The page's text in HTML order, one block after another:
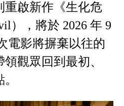
重啟新作《生化危
），將於 2026 年 9
電影將摒棄以往的
觀眾回到最初、